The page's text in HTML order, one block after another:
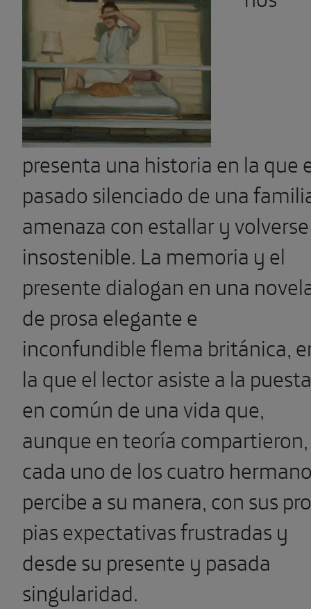
presenta una historia en la que
pasado silenciado de una
amenaza con estallar y volverse
in­sostenible. La memoria y el
presente dialogan en una
de prosa elegante e
inconfundible flema británica,
la que el lector asiste a la puesta
en común de una vida que,
aunque en teoría compartieron,
cada uno de los cuatro
percibe a su manera, con sus
pias expectativas frustradas y
desde su presente y pasada
singularidad.